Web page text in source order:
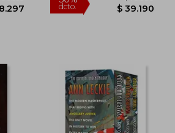
40.295